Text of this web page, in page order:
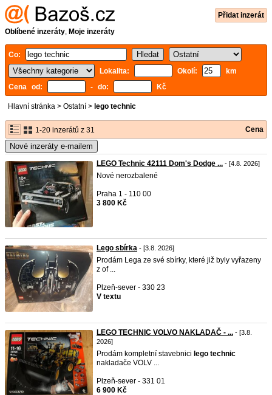
Přidat inzerát
Oblíbené inzeráty, Moje inzeráty
Co:
Lokalita:
Okolí:
km
Cena od:
- do: Kč
Hlavní stránka > Ostatní > lego technic
1-20 inzerátů z 31 Cena
Nové inzeráty e-mailem
LEGO Technic 42111 Dom's Dodge ... - [4.8. 2026]
Nové nerozbalené
Praha 1 - 110 00
3 800 Kč
Lego sbírka - [3.8. 2026]
Prodám Lega ze své sbírky, které již byly vyřazeny
z of ...
Plzeň-sever - 330 23
V textu
LEGO TECHNIC VOLVO NAKLADAČ - ... - [3.8.
2026]
Prodám kompletní stavebnici lego technic
nakladače VOLV ...
Plzeň-sever - 331 01
6 900 Kč